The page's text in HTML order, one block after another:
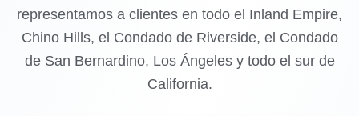
representamos a clientes en todo el Inland Empire,
Chino Hills, el Condado de Riverside, el Condado
de San Bernardino, Los Ángeles y todo el sur de
California.